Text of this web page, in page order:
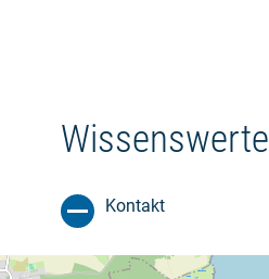
Kontakt